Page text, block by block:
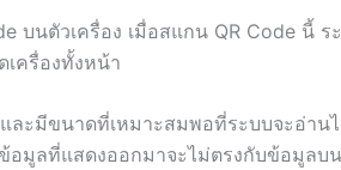
บนตัวเครื่อง เมื่อสแกน QR Code นี้ ร
เครื่องทั้งหน้า
ละมีขนาดที่เหมาะสมพอที่ระบบจะอ่าน
อมูลที่แสดงออกมาจะไม่ตรงกับข้อมูลบ